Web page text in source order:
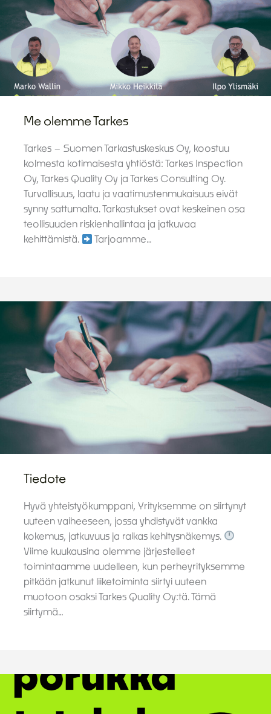
Me olemme Tarkes
Tarkes – Suomen Tarkastuskeskus Oy, koostuu
kolmesta kotimaisesta yhtiöstä: Tarkes Inspection
Oy, Tarkes Quality Oy ja Tarkes Consulting Oy.
Turvallisuus, laatu ja vaatimustenmukaisuus eivät
synny sattumalta. Tarkastukset ovat keskeinen osa
teollisuuden riskienhallintaa ja jatkuvaa
kehittämistä.
Tarjoamme…
Tiedote
Hyvä yhteistyökumppani, Yrityksemme on siirtynyt
uuteen vaiheeseen, jossa yhdistyvät vankka
kokemus, jatkuvuus ja raikas kehitysnäkemys.
Viime kuukausina olemme järjestelleet
toimintaamme uudelleen, kun perheyrityksemme
pitkään jatkunut liiketoiminta siirtyi uuteen
muotoon osaksi Tarkes Quality Oy:tä. Tämä
siirtymä…